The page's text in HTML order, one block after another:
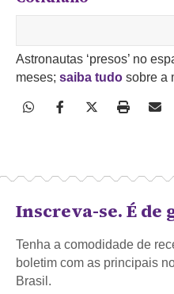
Astronautas ‘presos’ no
meses; saiba tudo sobre a
Inscreva-se. É de
Tenha a comodidade de
boletim com as principais
Brasil.